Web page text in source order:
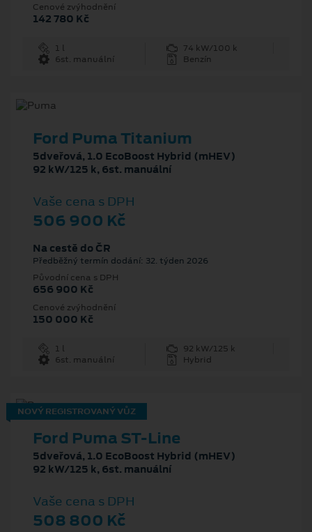
Cenové zvýhodnění
142 780 Kč
1 l
74 kW/100 k
6st. manuální
Benzín
Ford Puma Titanium
5dveřová, 1.0 EcoBoost Hybrid (mHEV)
92 kW/125 k, 6st. manuální
Vaše cena s DPH
506 900 Kč
Na cestě do ČR
Předběžný termín dodání: 32. týden 2026
Původní cena s DPH
656 900 Kč
Cenové zvýhodnění
150 000 Kč
1 l
92 kW/125 k
6st. manuální
Hybrid
NOVÝ REGISTROVANÝ VŮZ
Ford Puma ST-Line
5dveřová, 1.0 EcoBoost Hybrid (mHEV)
92 kW/125 k, 6st. manuální
Vaše cena s DPH
508 800 Kč